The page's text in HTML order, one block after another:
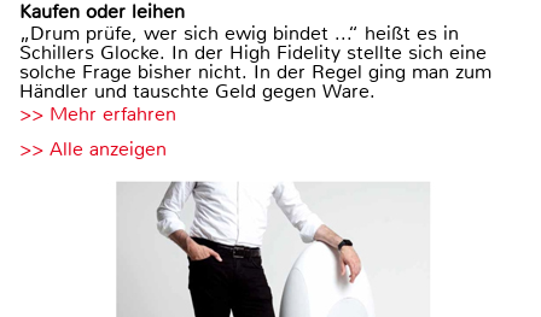
Kaufen oder leihen
„Drum prüfe, wer sich ewig bindet ...“ heißt es in
Schillers Glocke. In der High Fidelity stellte sich eine
solche Frage bisher nicht. In der Regel ging man zum
Händler und tauschte Geld gegen Ware.
>> Mehr erfahren
>> Alle anzeigen